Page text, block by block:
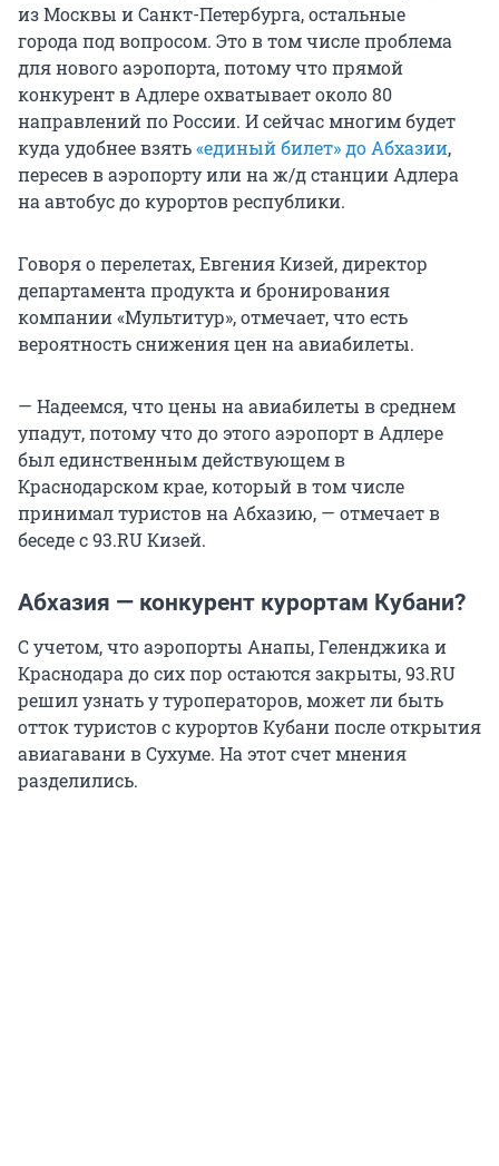
из Москвы и Санкт-Петербурга, остальные
города под вопросом. Это в том числе проблема
для нового аэропорта, потому что прямой
конкурент в Адлере охватывает около 80
направлений по России. И сейчас многим будет
куда удобнее взять«единый билет» до Абхазии,
пересев в аэропорту или на ж/д станции Адлера
на автобус до курортов республики.
Говоря о перелетах, Евгения Кизей, директор
департамента продукта и бронирования
компании «Мультитур», отмечает, что есть
вероятность снижения цен на авиабилеты.
— Надеемся, что цены на авиабилеты в среднем
упадут, потому что до этого аэропорт в Адлере
был единственным действующем в
Краснодарском крае, который в том числе
принимал туристов на Абхазию, — отмечает в
беседе с 93.RU Кизей.
Абхазия — конкурент курортам Кубани?
С учетом, что аэропорты Анапы, Геленджика и
Краснодара до сих пор остаются закрыты, 93.RU
решил узнать у туроператоров, может ли быть
отток туристов с курортов Кубани после открытия
авиагавани в Сухуме. На этот счет мнения
разделились.